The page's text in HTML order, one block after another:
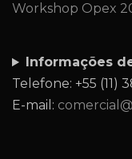
Workshop Opex
Informações
Telefone: +55 (11)
E-mail: